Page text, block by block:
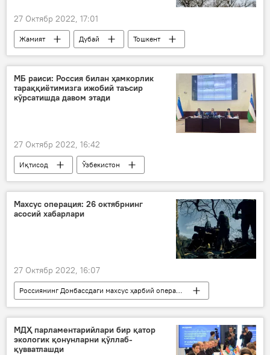
27 Октябр 2022, 17:01
Жамият Дубай Тошкент
МБ раиси: Россия билан ҳамкорлик
тараққиётимизга ижобий таъсир
кўрсатишда давом этади
27 Октябр 2022, 16:42
Иқтисод
Ўзбекистон
Марказий банк
Россия
Махсус операция: 26 октябрнинг
асосий хабарлари
27 Октябр 2022, 16:07
Россиянинг Донбассдаги махсус ҳарбий операцияси
Донецк халқ республикаси (ДХР)
Луганск халқ республикаси (ЛХР)
Россия
МДҲ парламентарийлари бир қатор
экологик қонунларни қўллаб-
қувватлашди